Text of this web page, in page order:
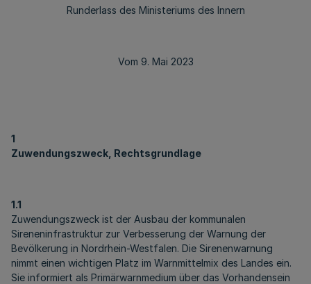
Runderlass des Ministeriums des Innern
Vom 9. Mai 2023
1
Zuwendungszweck, Rechtsgrundlage
1.1
Zuwendungszweck ist der Ausbau der kommunalen
Sireneninfrastruktur zur Verbesserung der Warnung der
Bevölkerung in Nordrhein-Westfalen. Die Sirenenwarnung
nimmt einen wichtigen Platz im Warnmittelmix des Landes ein.
Sie informiert als Primärwarnmedium über das Vorhandensein